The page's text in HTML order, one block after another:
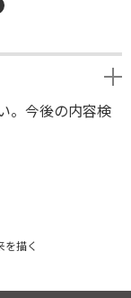
。今後の内容検
を描く